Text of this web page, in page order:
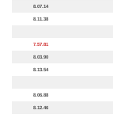
8.07.14
8.11.38
7.57.81
8.03.90
8.13.54
8.06.88
8.12.46